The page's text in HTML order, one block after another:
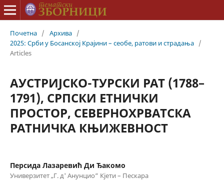
Почетна / Архива /
2025: Срби у Босанској Крајини – сеобе, ратови и страдања /
Articles
АУСТРИЈСКО-ТУРСКИ РАТ (1788–
1791), СРПСКИ ЕТНИЧКИ
ПРОСТОР, СЕВЕРНОХРВАТСКА
РАТНИЧКА КЊИЖЕВНОСТ
Персида Лазаревић Ди Ђакомо
Универзитет „Г. д' Анунцио“ Кјети – Пескара